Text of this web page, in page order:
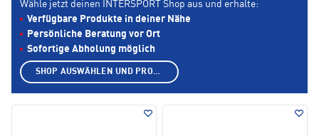
Wähle jetzt deinen INTERSPORT Shop aus und erhalte:
Verfügbare Produkte in deiner Nähe
Persönliche Beratung vor Ort
Sofortige Abholung möglich
SHOP AUSWÄHLEN UND PRODUKTE ANZEIGEN